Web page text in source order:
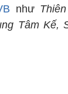
như
Tâm Kế,